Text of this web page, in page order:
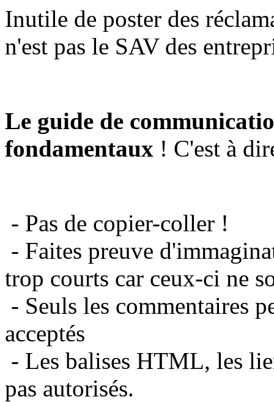
Inutile de poster des
n'est pas le SAV des
Le guide de
fondamentaux ! C'est à
- Pas de copier-coller !
- Faites preuve
trop courts car ceux-ci ne
- Seuls les commentaires
acceptés
- Les balises HTML, les
pas autorisés.